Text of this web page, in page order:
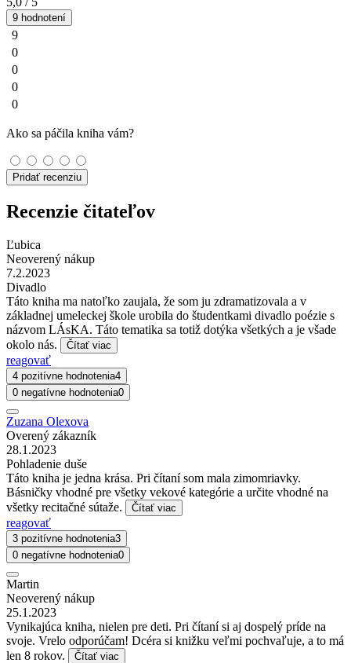
9 hodnotení
9
0
0
0
0
Ako sa páčila kniha vám?
Pridať recenziu
Recenzie čitateľov
Ľubica
Neoverený nákup
7.2.2023
Divadlo
Táto kniha ma natoľko zaujala, že som ju zdramatizovala a v
základnej umeleckej škole urobila do študentkami divadlo poézie s
názvom LÁsKA. Táto tematika sa totiž dotýka všetkých a je všade
okolo nás.
Čítať viac
reagovať
4 pozitívne hodnotenia4
0 negatívne hodnotenia0
Zuzana Olexova
Overený zákazník
28.1.2023
Pohladenie duše
Táto kniha je jedna krása. Pri čítaní som mala zimomriavky.
Básničky vhodné pre všetky vekové kategórie a určite vhodné na
všetky recitačné sútaže.
Čítať viac
reagovať
3 pozitívne hodnotenia3
0 negatívne hodnotenia0
Martin
Neoverený nákup
25.1.2023
Vynikajúca kniha, nielen pre deti. Pri čítaní si aj dospelý príde na
svoje. Vrelo odporúčam! Dcéra si knižku veľmi pochvaľuje, a to má
len 8 rokov.
Čítať viac